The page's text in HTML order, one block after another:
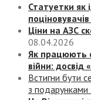
Статуетки як
Ціни на АЗС
08.04.2026
Як працюють
війни: досвід
Встигни бути
з подарунками